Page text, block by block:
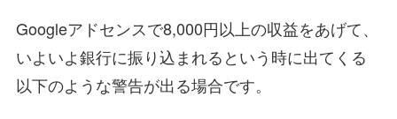
Googleアドセンスで8,000円以上の収益をあげて、
いよいよ銀行に振り込まれるという時に出てくる
以下のような警告が出る場合です。